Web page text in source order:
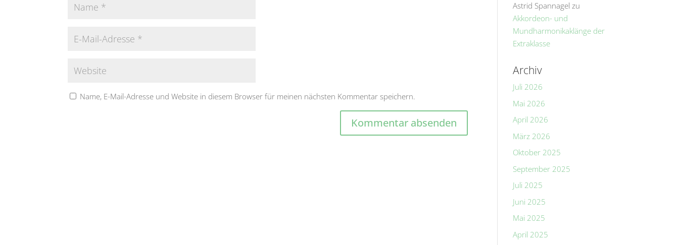
Name, E-Mail-Adresse und Website in diesem Browser für meinen nächsten Kommentar speichern.
Astrid Spannagel zu
Akkordeon- und
Mundharmonikaklänge der
Extraklasse
Archiv
Juli 2026
Mai 2026
April 2026
März 2026
Oktober 2025
September 2025
Juli 2025
Juni 2025
Mai 2025
April 2025